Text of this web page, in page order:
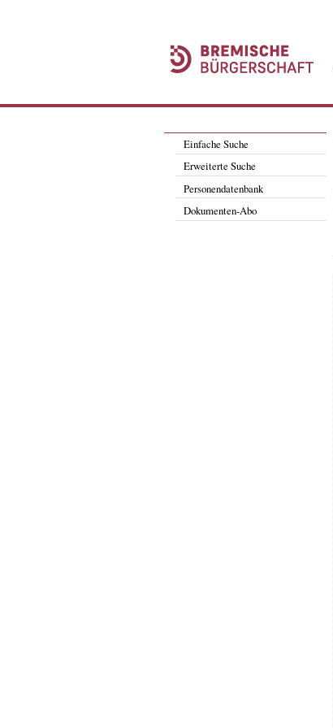
Einfache Suche
Erweiterte Suche
Personendatenbank
Dokumenten-Abo